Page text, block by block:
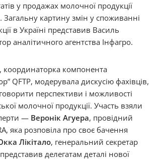
у продажах молочної продукції
Загальну картину змін у споживанні
в Україні представив Василь
аналітичного агентства Інфагро.
, координаторка компонента
QFTP, модерувала дискусію фахівців,
перспективи і можливості
молочної продукції. Участь взяли
— Веронік Агуера, провідний
яка розповіла про своє бачення
Лікітало, генеральний секретар
делегатам деталі нової